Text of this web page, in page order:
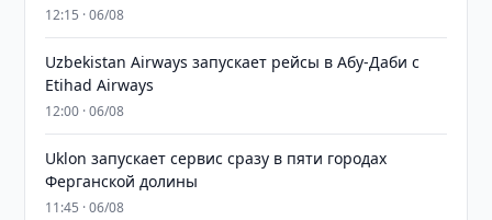
12:15 · 06/08
Uzbekistan Airways запускает рейсы в Абу-Даби с
Etihad Airways
12:00 · 06/08
Uklon запускает сервис сразу в пяти городах
Ферганской долины
11:45 · 06/08